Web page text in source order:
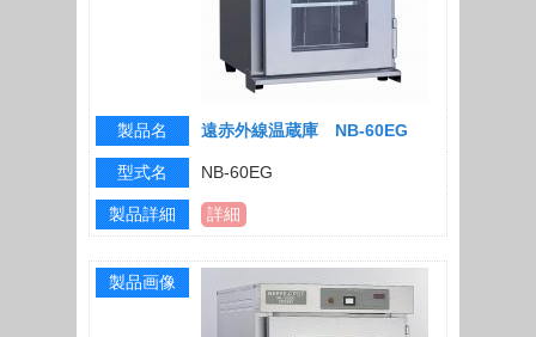
製品名 遠赤外線温蔵庫 NB-60EG
型式名 NB-60EG
製品詳細 詳細
製品画像